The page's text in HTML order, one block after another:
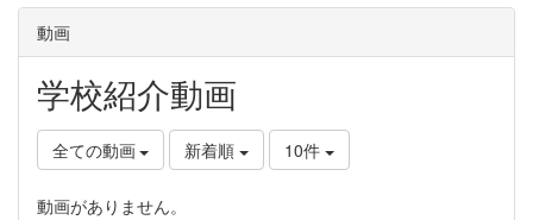
動画
学校紹介動画
全ての動画 新着順 10件
動画がありません。